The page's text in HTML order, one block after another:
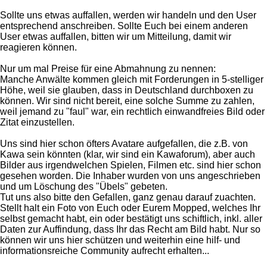
Sollte uns etwas auffallen, werden wir handeln und den User
entsprechend anschreiben. Sollte Euch bei einem anderen
User etwas auffallen, bitten wir um Mitteilung, damit wir
reagieren können.
Nur um mal Preise für eine Abmahnung zu nennen:
Manche Anwälte kommen gleich mit Forderungen in 5-stelliger
Höhe, weil sie glauben, dass in Deutschland durchboxen zu
können. Wir sind nicht bereit, eine solche Summe zu zahlen,
weil jemand zu "faul" war, ein rechtlich einwandfreies Bild oder
Zitat einzustellen.
Uns sind hier schon öfters Avatare aufgefallen, die z.B. von
Kawa sein könnten (klar, wir sind ein Kawaforum), aber auch
Bilder aus irgendwelchen Spielen, Filmen etc. sind hier schon
gesehen worden. Die Inhaber wurden von uns angeschrieben
und um Löschung des "Übels" gebeten.
Tut uns also bitte den Gefallen, ganz genau darauf zuachten.
Stellt halt ein Foto von Euch oder Eurem Mopped, welches Ihr
selbst gemacht habt, ein oder bestätigt uns schiftlich, inkl. aller
Daten zur Auffindung, dass Ihr das Recht am Bild habt. Nur so
können wir uns hier schützen und weiterhin eine hilf- und
informationsreiche Community aufrecht erhalten...